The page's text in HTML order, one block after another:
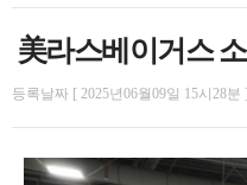
美라스베이거스
등록날짜 [ 2025년06월09일 15시28분 ]